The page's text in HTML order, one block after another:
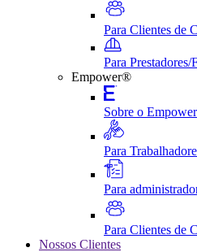
Para Clientes de
Para Prestadores/
Empower®
Sobre o Empower
Para
Para
Para Clientes de
Nossos Clientes